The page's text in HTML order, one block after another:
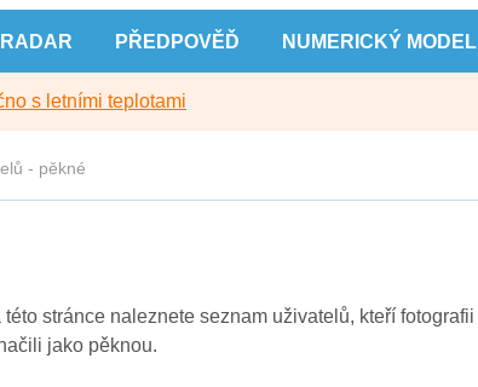
RADAR PŘEDPOVĚĎ NUMERICKÝ MODEL
s letními teplotami
- pěkné
této stránce naleznete seznam uživatelů, kteří fotografii
jako pěknou.